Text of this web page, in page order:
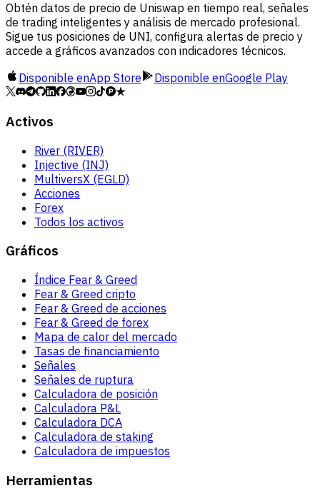
Obtén datos de precio de Uniswap en tiempo real, señales
de trading inteligentes y análisis de mercado profesional.
Sigue tus posiciones de UNI, configura alertas de precio y
accede a gráficos avanzados con indicadores técnicos.
Disponible enApp Store Disponible enGoogle Play
Activos
River (RIVER)
Injective (INJ)
MultiversX (EGLD)
Acciones
Forex
Todos los activos
Gráficos
Índice Fear & Greed
Fear & Greed cripto
Fear & Greed de acciones
Fear & Greed de forex
Mapa de calor del mercado
Tasas de financiamiento
Señales
Señales de ruptura
Calculadora de posición
Calculadora P&L
Calculadora DCA
Calculadora de staking
Calculadora de impuestos
Herramientas